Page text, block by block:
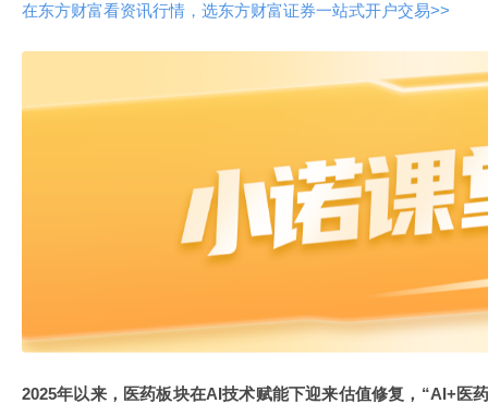
在东方财富看资讯行情，选东方财富证券一站式开户交易>>
2025年以来，医药板块在AI技术赋能下迎来估值修复，“AI+医